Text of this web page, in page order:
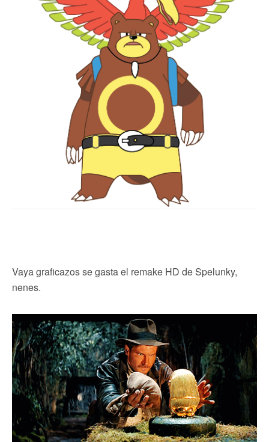
Vaya graficazos se gasta el remake HD de Spelunky,
nenes.